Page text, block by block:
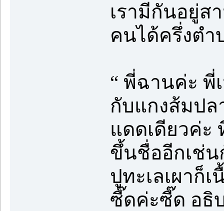
เรามีกันอยู่ส
คนได้ครึ่งตำ
“ พี่ฉานค่ะ พี่
กับแกงส้มปล
แดดเดียวค่ะ
ขึ้นชื่ออีกเช่
ปูทะเลเผาก็
ซี๊ดค่ะซี๊ด อธิ